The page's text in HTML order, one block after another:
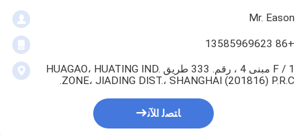
Mr. Eason
+86 13585969623
1 / F مبنى 4 ، رقم. 333 طريق HUAGAO، HUATING IND.
ZONE، JIADING DIST.، SHANGHAI (201816) P.R.C.
ﺎﺘﺼﻟ ﺍﻶﻧ